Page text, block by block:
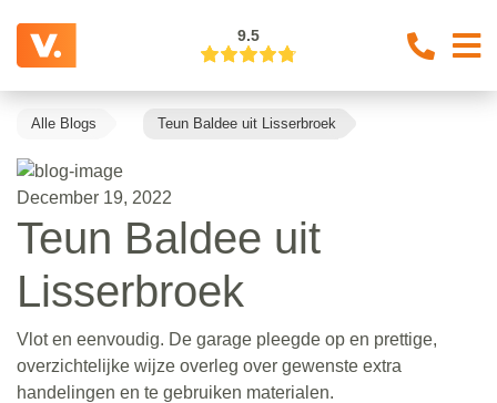
9.5
Alle Blogs Teun Baldee uit Lisserbroek
December 19, 2022
Teun Baldee uit
Lisserbroek
Vlot en eenvoudig. De garage pleegde op en prettige,
overzichtelijke wijze overleg over gewenste extra
handelingen en te gebruiken materialen.